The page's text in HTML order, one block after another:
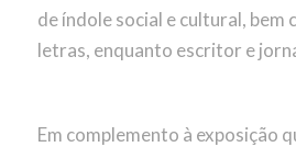
de índole social e cultural, bem
letras, enquanto escritor e
Em complemento à exposição